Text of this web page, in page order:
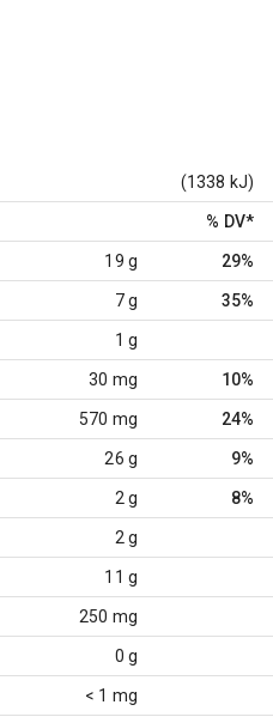
(1338 kJ)
% DV*
19 g 29%
7 g 35%
1 g
30 mg 10%
570 mg 24%
26 g 9%
2 g 8%
2 g
11 g
250 mg
0 g
< 1 mg